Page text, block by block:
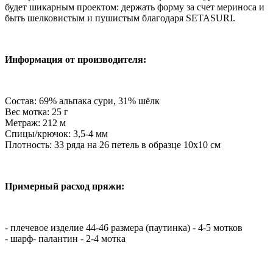
будет шикарным проектом: держать форму за счет мериноса и
быть шелковистым и пушистым благодаря SETASURI.
Информация от производителя:
Состав: 69% альпака сури, 31% шёлк
Вес мотка: 25 г
Метраж: 212 м
Спицы/крючок: 3,5-4 мм
Плотность: 33 ряда на 26 петель в образце 10х10 см
Примерный расход пряжи:
- плечевое изделие 44-46 размера (паутинка) - 4-5 мотков
- шарф- палантин - 2-4 мотка